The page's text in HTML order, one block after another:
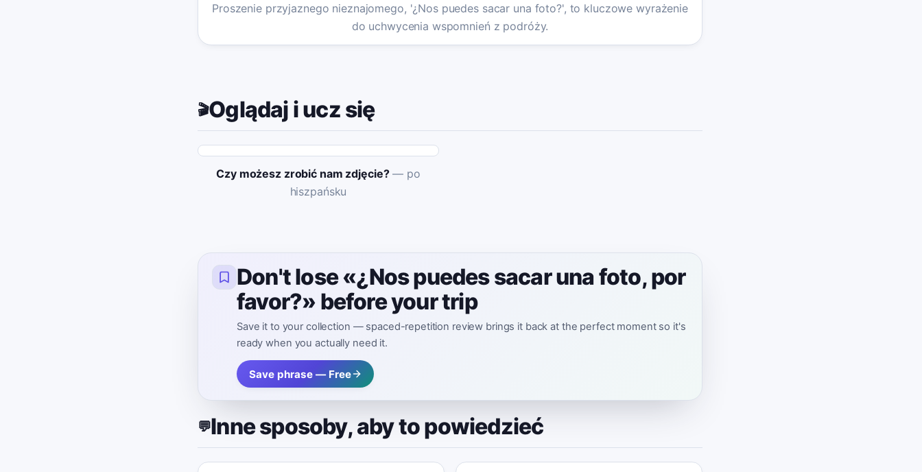
Proszenie przyjaznego nieznajomego, '¿Nos puedes sacar una foto?', to kluczowe wyrażenie
do uchwycenia wspomnień z podróży.
🎬Oglądaj i ucz się
Czy możesz zrobić nam zdjęcie?— po
hiszpańsku
Don't lose «¿Nos puedes sacar una foto, por
favor?» before your trip
Save it to your collection — spaced-repetition review brings it back at the perfect moment so it's
ready when you actually need it.
Save phrase — Free
💬Inne sposoby, aby to powiedzieć